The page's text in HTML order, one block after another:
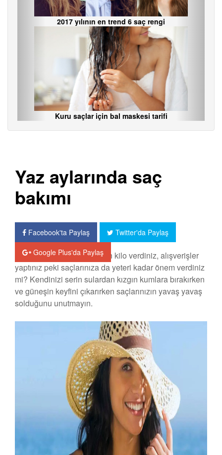
2017 yılının en trend 6 saç rengi
Kuru saçlar için bal maskesi tarifi
Yaz aylarında saç
bakımı
Facebook'ta Paylaş
Twitter'da Paylaş
Google Plus'da Paylaş
Yaza fit ve güzel girmek için kilo verdiniz, alışverişler
yaptınız peki saçlarınıza da yeteri kadar önem verdiniz
mi? Kendinizi serin sulardan kızgın kumlara bırakırken
ve güneşin keyfini çıkarırken saçlarınızın yavaş yavaş
solduğunu unutmayın.